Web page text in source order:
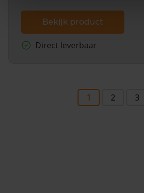
Bekijk product
Direct leverbaar
1 2 3